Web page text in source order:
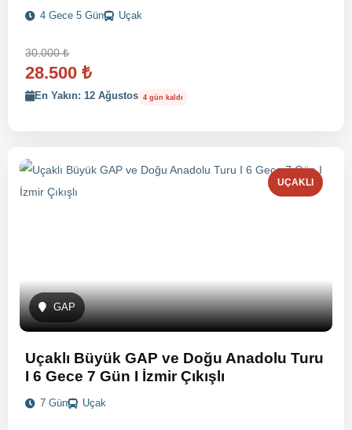
4 Gece 5 Gün Uçak
30.000₺
28.500 ₺
En Yakın: 12 Ağustos 4 gün kaldı
GAP
UÇAKLI
Uçaklı Büyük GAP ve Doğu Anadolu Turu
I 6 Gece 7 Gün I İzmir Çıkışlı
7 Gün Uçak